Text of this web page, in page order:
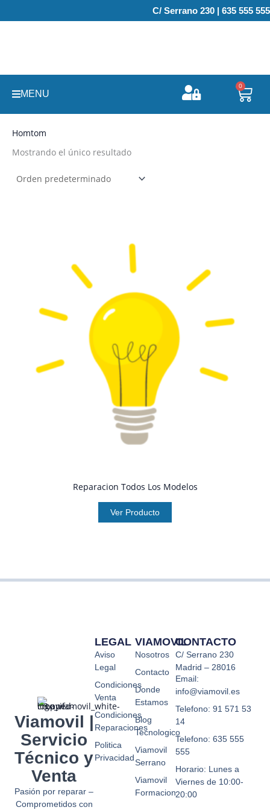
al
C/ Serrano 230 | 635 555 555
MENU
0
Homtom
Mostrando el único resultado
Reparacion Todos Los Modelos
Ver Producto
Viamovil |
Servicio
Técnico y
Venta
Pasión por reparar –
Comprometidos con
VIAMOVIL
Nosotros
Contacto
Donde
Estamos
Blog
Tecnologico
Viamovil
Serrano
Viamovil
Formacion
LEGAL
Aviso
Legal
Condiciones
Venta
Condiciones
Reparaciones
Politica
Privacidad
CONTACTO
C/ Serrano 230
Madrid – 28016
Email:
info@viamovil.es
Telefono: 91 571 53
14
Telefono: 635 555
555
Horario: Lunes a
Viernes de 10:00-
20:00